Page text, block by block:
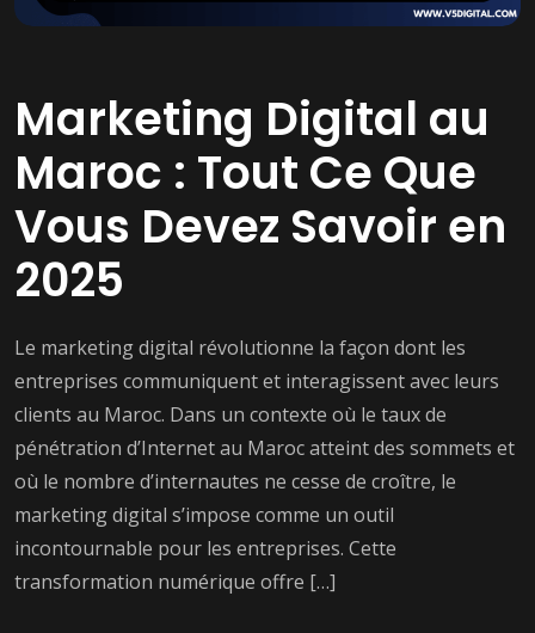
Marketing Digital au
Maroc : Tout Ce Que
Vous Devez Savoir en
2025
Le marketing digital révolutionne la façon dont les
entreprises communiquent et interagissent avec leurs
clients au Maroc. Dans un contexte où le taux de
pénétration d’Internet au Maroc atteint des sommets et
où le nombre d’internautes ne cesse de croître, le
marketing digital s’impose comme un outil
incontournable pour les entreprises. Cette
transformation numérique offre […]